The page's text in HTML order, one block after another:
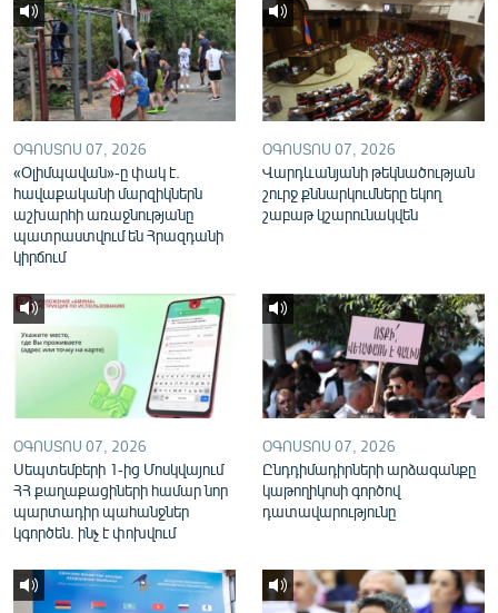
ՀԵՏԵՎԵՔ ՄԵԶ
«Ազատության» բոլոր կայքերը
ՕԳՈՍՏՈՍ 07, 2026
«Օլիմպավան»-ը փակ է.
հավաքականի մարզիկներն
աշխարհի առաջնությանը
պատրաստվում են Հրազդանի
կիրճում
ՕԳՈՍՏՈՍ 07, 2026
Վարդևանյանի թեկնածության
շուրջ քննարկումները եկող
շաբաթ կշարունակվեն
ՕԳՈՍՏՈՍ 07, 2026
Սեպտեմբերի 1-ից Մոսկվայում
ՀՀ քաղաքացիների համար նոր
պարտադիր պահանջներ
կգործեն. ինչ է փոխվում
ՕԳՈՍՏՈՍ 07, 2026
Ընդդիմադիրների արձագանքը
կաթողիկոսի գործով
դատավարությունը